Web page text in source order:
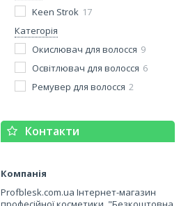
Keen Strok 17
Категорія
Окислювач для волосся 9
Освітлювач для волосся 6
Ремувер для волосся 2
Контакти
Profblesk.com.ua Інтернет-магазин